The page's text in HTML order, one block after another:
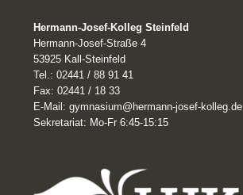
opens
in
new
window
Hermann-Josef-Kolleg Steinfeld
Hermann-Josef-Straße 4
53925 Kall-Steinfeld
Tel.: 02441 / 88 91 41
Fax: 02441 / 18 33
E-Mail: gymnasium@hermann-josef-kolleg.de
Sekretariat: Mo-Fr 6:45-15:15